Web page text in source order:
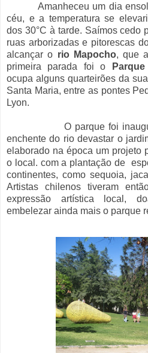
Amanheceu um dia
céu, e a temperatura se
dos 30°C à tarde. Saímos cedo
ruas arborizadas e pitorescas
alcançar o rio Mapocho, que
primeira parada foi o
ocupa alguns quarteirões da
Santa Maria, entre as pontes
Lyon.
O parque foi
enchente do rio devastar o
elaborado na época um projeto
o local. com a plantação de
continentes, como sequoia,
Artistas chilenos tiveram
expressão artística local,
embelezar ainda mais o parque